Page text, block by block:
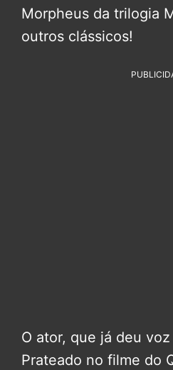
Morpheus da trilogia
outros clássicos!
O ator, que já deu
Prateado no filme do